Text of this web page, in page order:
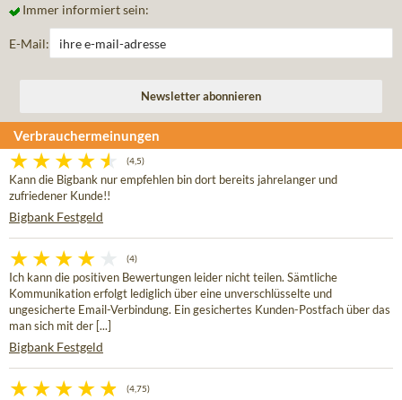
Immer informiert sein:
E-Mail:
Verbrauchermeinungen
(4,5)
Kann die Bigbank nur empfehlen bin dort bereits jahrelanger und
zufriedener Kunde!!
Bigbank Festgeld
(4)
Ich kann die positiven Bewertungen leider nicht teilen. Sämtliche
Kommunikation erfolgt lediglich über eine unverschlüsselte und
ungesicherte Email-Verbindung. Ein gesichertes Kunden-Postfach über das
man sich mit der [...]
Bigbank Festgeld
(4,75)